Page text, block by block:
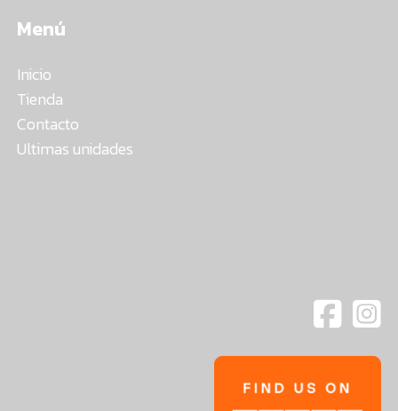
Menú
Inicio
Tienda
Contacto
Ultimas unidades